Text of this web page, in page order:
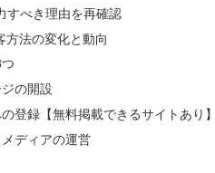
すべき理由を再確認
方法の変化と動向
の開設
登録【無料掲載できるサイトあり】
メディアの運営